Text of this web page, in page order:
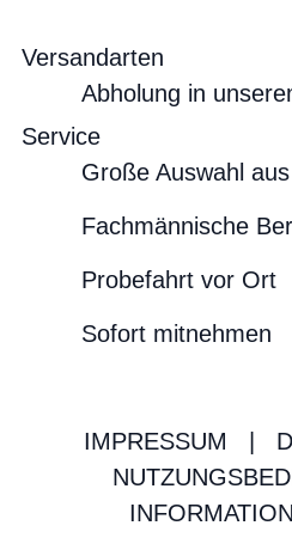
Versandarten
Abholung in
Service
Große Auswahl
Fachmännische
Probefahrt vor Ort
Sofort mitnehmen
IMPRESSUM